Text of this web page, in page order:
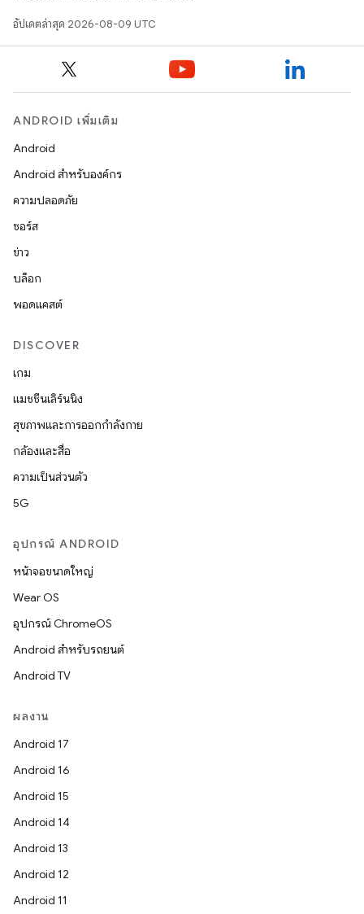
อัปเดตล่าสุด 2026-08-09 UTC
ANDROID เพิ่มเติม
Android
Android สำหรับองค์กร
ความปลอดภัย
ซอร์ส
ข่าว
บล็อก
พอดแคสต์
DISCOVER
เกม
แมชชีนเลิร์นนิง
สุขภาพและการออกกำลังกาย
กล้องและสื่อ
ความเป็นส่วนตัว
5G
อุปกรณ์ ANDROID
หน้าจอขนาดใหญ่
Wear OS
อุปกรณ์ ChromeOS
Android สำหรับรถยนต์
Android TV
ผลงาน
Android 17
Android 16
Android 15
Android 14
Android 13
Android 12
Android 11